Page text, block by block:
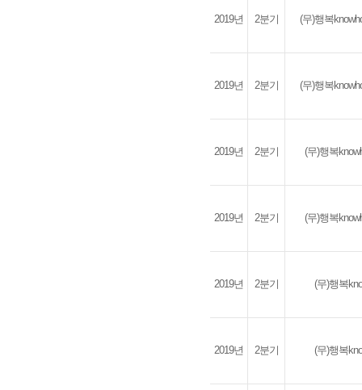
2019년 2분기 (무)행복
2019년 2분기 (무)행복
2019년 2분기 (무)행복
2019년 2분기 (무)행복
2019년 2분기 (무)행복
2019년 2분기 (무)행복